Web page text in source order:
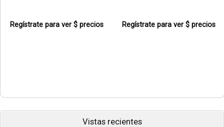
Regístrate para ver $ precios Regístrate para ver $ precios
Vistas recientes